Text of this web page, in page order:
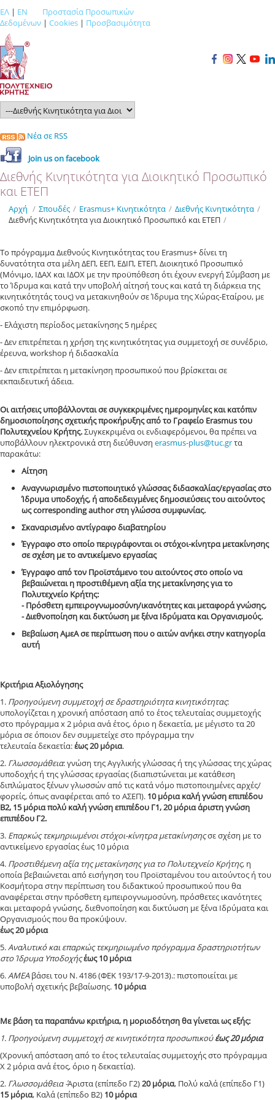
ΕΛ | EN
Προστασία Προσωπικών
Δεδομένων | Cookies | Προσβασιμότητα
Νέα σε RSS
Join us οn facebook
Διεθνής Κινητικότητα για Διοικητικό Προσωπικό
και ΕΤΕΠ
Αρχή / Σπουδές / Εrasmus+ Κινητικότητα / Διεθνής Κινητικότητα /
Διεθνής Κινητικότητα για Διοικητικό Προσωπικό και ΕΤΕΠ /
Το πρόγραμμα Διεθνούς Κινητικότητας του Erasmus+ δίνει τη
δυνατότητα στα μέλη ΔΕΠ, ΕΕΠ, ΕΔΙΠ, ΕΤΕΠ, Διοικητικό Προσωπικό
(Μόνιμο, ΙΔΑΧ και ΙΔΟΧ με την προϋπόθεση ότι έχουν ενεργή Σύμβαση με
το Ίδρυμα και κατά την υποβολή αίτησή τους και κατά τη διάρκεια της
κινητικότητάς τους) να μετακινηθούν σε Ίδρυμα της Χώρας-Εταίρου, με
σκοπό την επιμόρφωση.
- Ελάχιστη περίοδος μετακίνησης 5 ημέρες
- Δεν επιτρέπεται η χρήση της κινητικότητας για συμμετοχή σε συνέδριο,
έρευνα, workshop ή διδασκαλία
- Δεν επιτρέπεται η μετακίνηση προσωπικού που βρίσκεται σε
εκπαιδευτική άδεια.
Οι αιτήσεις υποβάλλονται σε συγκεκριμένες ημερομηνίες και κατόπιν
δημοσιοποίησης σχετικής προκήρυξης από το Γραφείο Erasmus του
Πολυτεχνείου Κρήτης.Συγκεκριμένα οι ενδιαφερόμενοι, θα πρέπει να
υποβάλλουν ηλεκτρονικά στη διεύθυνση erasmus-plus@tuc.grτα
παρακάτω:
Aίτηση
Αναγνωρισμένο πιστοποιητικό γλώσσας διδασκαλίας/εργασίας στο
Ίδρυμα υποδοχής, ή αποδεδειγμένες δημοσιεύσεις του αιτούντος
ως corresponding author στη γλώσσα συμφωνίας.
Σκαναρισμένο αντίγραφο διαβατηρίου
Έγγραφο στο οποίο περιγράφονται οι στόχοι-κίνητρα μετακίνησης
σε σχέση με το αντικείμενο εργασίας
Έγγραφο από τον Προϊστάμενο του αιτούντος στο οποίο να
βεβαιώνεται η προστιθέμενη αξία της μετακίνησης για το
Πολυτεχνείο Κρήτης:
- Πρόσθετη εμπειρογνωμοσύνη/ικανότητες και μεταφορά γνώσης,
- Διεθνοποίηση και δικτύωση με ξένα Ιδρύματα και Οργανισμούς.
Βεβαίωση ΑμεΑ σε περίπτωση που ο αιτών ανήκει στην κατηγορία
αυτή
Κριτήρια Αξιολόγησης
1. Προηγούμενη συμμετοχή σε δραστηριότητα κινητικότητας:
υπολογίζεται η χρονική απόσταση από το έτος τελευταίας συμμετοχής
στο πρόγραμμα x 2 μόρια ανά έτος, όριο η δεκαετία, με μέγιστο τα 20
μόρια σε όποιον δεν συμμετείχε στο πρόγραμμα την
τελευταία δεκαετία:έως 20 μόρια.
2. Γλωσσομάθεια: γνώση της Αγγλικής γλώσσας ή της γλώσσας της χώρας
υποδοχής ή της γλώσσας εργασίας (διαπιστώνεται με κατάθεση
διπλώματος ξένων γλωσσών από τις κατά νόμο πιστοποιημένες αρχές/
φορείς, όπως αναφέρεται από το ΑΣΕΠ). 10 μόρια καλή γνώση επιπέδου
Β2, 15 μόρια πολύ καλή γνώση επιπέδου Γ1, 20 μόρια άριστη γνώση
επιπέδου Γ2.
3. Επαρκώς τεκμηριωμένοι στόχοι-κίνητρα μετακίνησηςσε σχέση με το
αντικείμενο εργασίας έως 10 μόρια
4. Προστιθέμενη αξία της μετακίνησης για το Πολυτεχνείο Κρήτης, η
οποία βεβαιώνεται από εισήγηση του Προϊσταμένου του αιτούντος ή του
Κοσμήτορα στην περίπτωση του διδακτικού προσωπικού που θα
αναφέρεται στην πρόσθετη εμπειρογνωμοσύνη, πρόσθετες ικανότητες
και μεταφορά γνώσης, διεθνοποίηση και δικτύωση με ξένα Ιδρύματα και
Οργανισμούς που θα προκύψουν.
έως 20 μόρια
5.Αναλυτικό και επαρκώς τεκμηριωμένο πρόγραμμα δραστηριοτήτων
στο Ίδρυμα Υποδοχήςέως 10 μόρια
6.ΑΜΕΑβάσει του Ν. 4186 (ΦΕΚ 193/17-9-2013).: πιστοποιείται με
υποβολή σχετικής βεβαίωσης. 10 μόρια
Με βάση τα παραπάνω κριτήρια, η μοριοδότηση θα γίνεται ως εξής:
1. Προηγούμενη συμμετοχή σε κινητικότητα προσωπικούέως 20 μόρια
(Χρονική απόσταση από το έτος τελευταίας συμμετοχής στο πρόγραμμα
Χ 2 μόρια ανά έτος, όριο η δεκαετία).
2. Γλωσσομάθεια -Άριστα (επίπεδο Γ2)20 μόρια, Πολύ καλά (επίπεδο Γ1)
15 μόρια, Καλά (επίπεδο Β2) 10 μόρια